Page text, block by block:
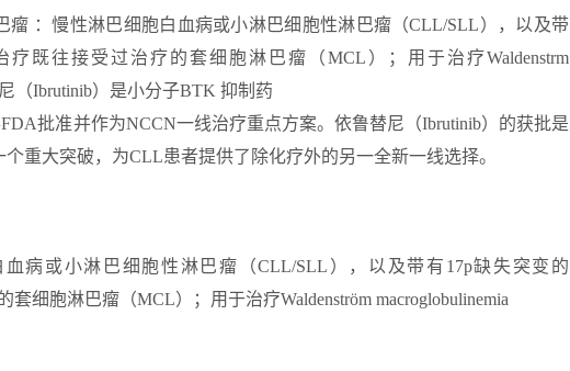
瘤 ：慢性淋巴细胞白血病或小淋巴细胞性淋巴瘤（CLL/SLL），以及带
疗既往接受过治疗的套细胞淋巴瘤（MCL）；用于治疗Waldenstrm
（Ibrutinib）是小分子BTK 抑制药
批准并作为NCCN一线治疗重点方案。依鲁替尼（Ibrutinib）的获批是
重大突破，为CLL患者提供了除化疗外的另一全新一线选择。
病或小淋巴细胞性淋巴瘤（CLL/SLL），以及带有17p缺失突变的
细胞淋巴瘤（MCL）；用于治疗Waldenström macroglobulinemia